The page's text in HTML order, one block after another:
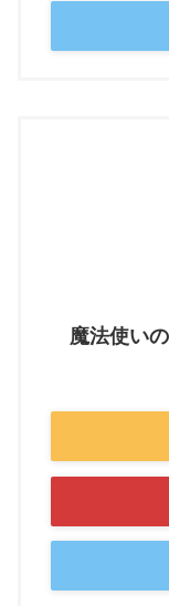
魔法使い